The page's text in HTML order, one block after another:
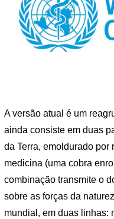
A versão atual é um
ainda consiste em duas
da Terra, emoldurado por
medicina (uma cobra
combinação transmite o
sobre as forças da
mundial, em duas linhas: